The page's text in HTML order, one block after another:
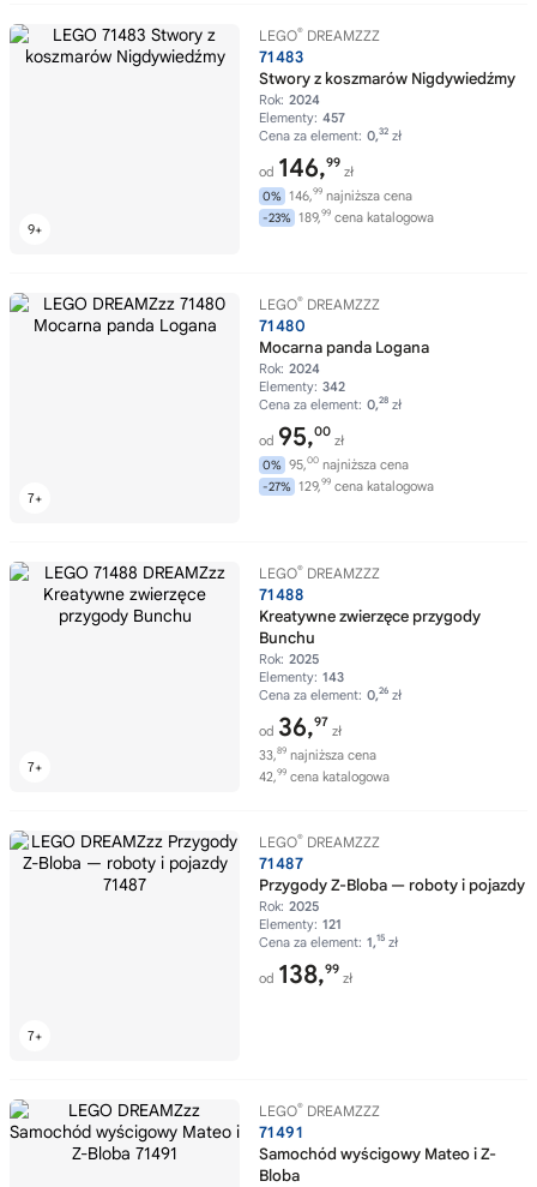
LEGO® DREAMZZZ
71483
Stwory z koszmarów Nigdywiedźmy
Rok: 2024
Elementy: 457
Cena za element: 0,32 zł
od 146,99
zł
0% 146,99 najniższa cena
-23% 189,99 cena katalogowa
LEGO® DREAMZZZ
71480
Mocarna panda Logana
Rok: 2024
Elementy: 342
Cena za element: 0,28 zł
od 95,00
zł
0% 95,00 najniższa cena
-27% 129,99 cena katalogowa
LEGO® DREAMZZZ
71488
Kreatywne zwierzęce przygody
Bunchu
Rok: 2025
Elementy: 143
Cena za element: 0,26 zł
od 36,97
zł
33,89 najniższa cena
42,99 cena katalogowa
LEGO® DREAMZZZ
71487
Przygody Z-Bloba — roboty i pojazdy
Rok: 2025
Elementy: 121
Cena za element: 1,15 zł
od 138,99
zł
LEGO® DREAMZZZ
71491
Samochód wyścigowy Mateo i Z-
Bloba